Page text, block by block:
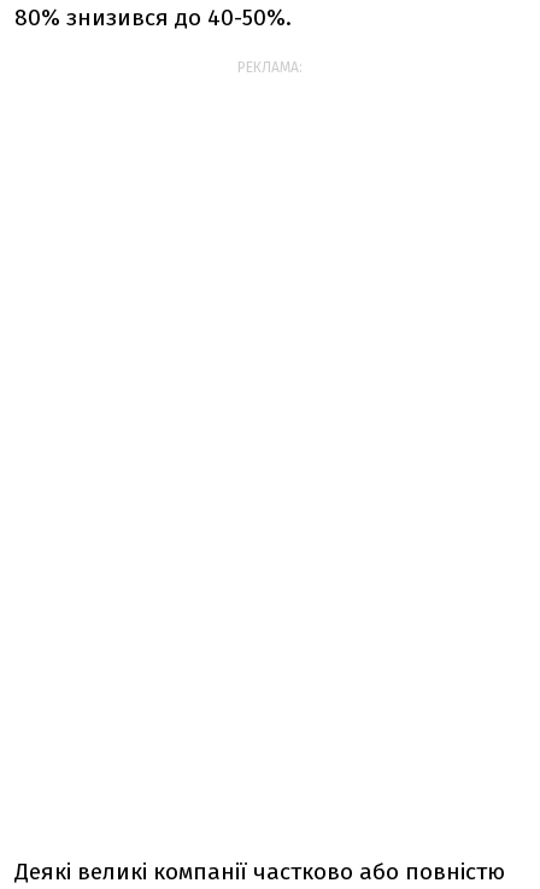
80% знизився до 40-50%.
РЕКЛАМА:
Деякі великі компанії частково або повністю